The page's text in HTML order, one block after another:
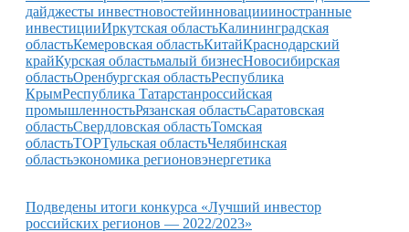
дайджесты инвестновостейинновациииностранные
инвестицииИркутская областьКалининградская
областьКемеровская областьКитайКраснодарский
крайКурская областьмалый бизнесНовосибирская
областьОренбургская областьРеспублика
КрымРеспублика Татарстанроссийская
промышленностьРязанская областьСаратовская
областьСвердловская областьТомская
областьТОРТульская областьЧелябинская
областьэкономика регионовэнергетика
Подведены итоги конкурса «Лучший инвестор
российских регионов — 2022/2023»